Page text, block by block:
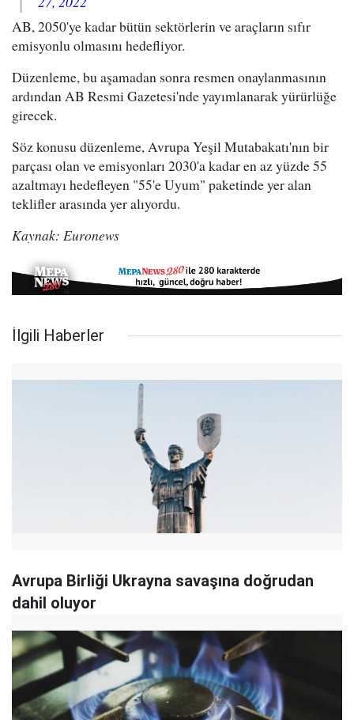
AB, 2050'ye kadar bütün sektörlerin ve araçların sıfır
emisyonlu olmasını hedefliyor.
Düzenleme, bu aşamadan sonra resmen onaylanmasının
ardından AB Resmi Gazetesi'nde yayımlanarak yürürlüğe
girecek.
Söz konusu düzenleme, Avrupa Yeşil Mutabakatı'nın bir
parçası olan ve emisyonları 2030'a kadar en az yüzde 55
azaltmayı hedefleyen "55'e Uyum" paketinde yer alan
teklifler arasında yer alıyordu.
Kaynak: Euronews
İlgili Haberler
Avrupa Birliği Ukrayna savaşına doğrudan
dahil oluyor